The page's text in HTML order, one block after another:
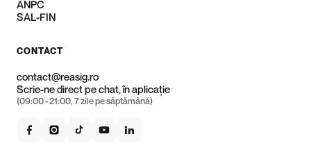
ANPC
SAL-FIN
CONTACT
contact@reasig.ro
Scrie-ne direct pe chat, în aplicație
(09:00 - 21:00, 7 zile pe săptămână)